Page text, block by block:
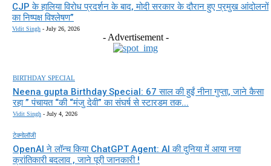
CJP के हालिया विरोध प्रदर्शन के बाद, मोदी सरकार के दौरान हुए प्रमुख आंदोलनों
का निष्पक्ष विश्लेषण”
Vidit Singh - July 26, 2026
- Advertisement -
BIRTHDAY SPECIAL
Neena gupta Birthday Special: 67 साल की हुईं नीना गुप्ता, जाने कैसा
रहा ” पंचायत “की “मंजु देवी” का संघर्ष से स्टारडम तक...
Vidit Singh - July 4, 2026
टेक्नोलॉजी
OpenAI ने लॉन्च किया ChatGPT Agent: AI की दुनिया में आया नया
क्रांतिकारी बदलाव , जाने पूरी जानकारी !